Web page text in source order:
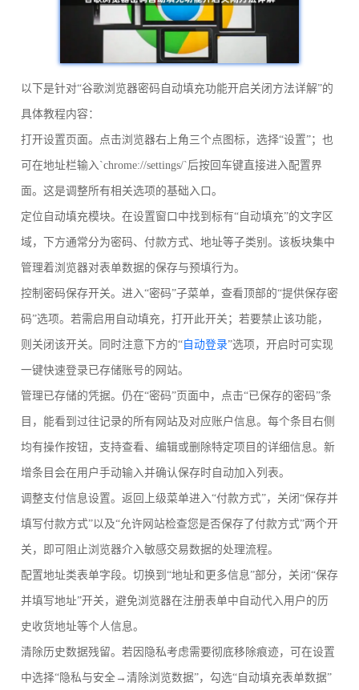
以下是针对“谷歌浏览器密码自动填充功能开启关闭方法详解”的
具体教程内容：
打开设置页面。点击浏览器右上角三个点图标，选择“设置”；也
可在地址栏输入`chrome://settings/`后按回车键直接进入配置界
面。这是调整所有相关选项的基础入口。
定位自动填充模块。在设置窗口中找到标有“自动填充”的文字区
域，下方通常分为密码、付款方式、地址等子类别。该板块集中
管理着浏览器对表单数据的保存与预填行为。
控制密码保存开关。进入“密码”子菜单，查看顶部的“提供保存密
码”选项。若需启用自动填充，打开此开关；若要禁止该功能，
则关闭该开关。同时注意下方的“自动登录”选项，开启时可实现
一键快速登录已存储账号的网站。
管理已存储的凭据。仍在“密码”页面中，点击“已保存的密码”条
目，能看到过往记录的所有网站及对应账户信息。每个条目右侧
均有操作按钮，支持查看、编辑或删除特定项目的详细信息。新
增条目会在用户手动输入并确认保存时自动加入列表。
调整支付信息设置。返回上级菜单进入“付款方式”，关闭“保存并
填写付款方式”以及“允许网站检查您是否保存了付款方式”两个开
关，即可阻止浏览器介入敏感交易数据的处理流程。
配置地址类表单字段。切换到“地址和更多信息”部分，关闭“保存
并填写地址”开关，避免浏览器在注册表单中自动代入用户的历
史收货地址等个人信息。
清除历史数据残留。若因隐私考虑需要彻底移除痕迹，可在设置
中选择“隐私与安全→清除浏览数据”，勾选“自动填充表单数据”